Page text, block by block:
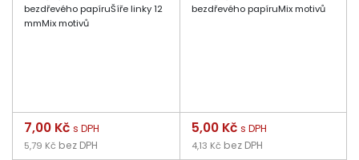
bezdřevého papíruŠíře linky 12
mmMix motivů
Cena
7,00 Kč s DPH
5,79 Kč bez DPH
bezdřevého papíruMix motivů
Cena
5,00 Kč s DPH
4,13 Kč bez DPH